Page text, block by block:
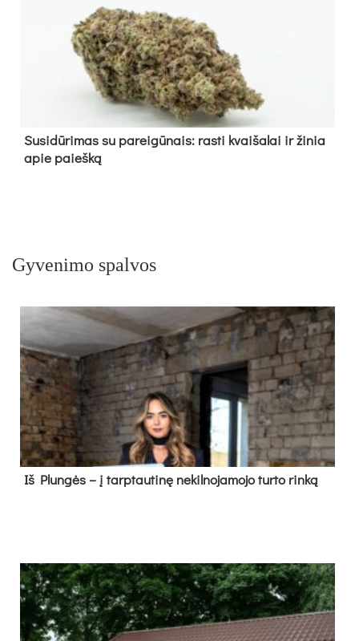
Su­si­dū­ri­mas su pa­rei­gū­nais: ras­ti kvai­ša­lai ir ži­nia
apie paieš­ką
Gyvenimo spalvos
Iš Plungės – į tarptautinę nekilnojamojo turto rinką